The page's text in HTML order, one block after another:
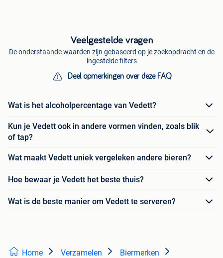
Veelgestelde vragen
De onderstaande waarden zijn gebaseerd op je zoekopdracht en de
ingestelde filters
Deel opmerkingen over deze FAQ
Wat is het alcoholpercentage van Vedett?
Kun je Vedett ook in andere vormen vinden, zoals blik
of tap?
Wat maakt Vedett uniek vergeleken andere bieren?
Hoe bewaar je Vedett het beste thuis?
Wat is de beste manier om Vedett te serveren?
Home Verzamelen Biermerken